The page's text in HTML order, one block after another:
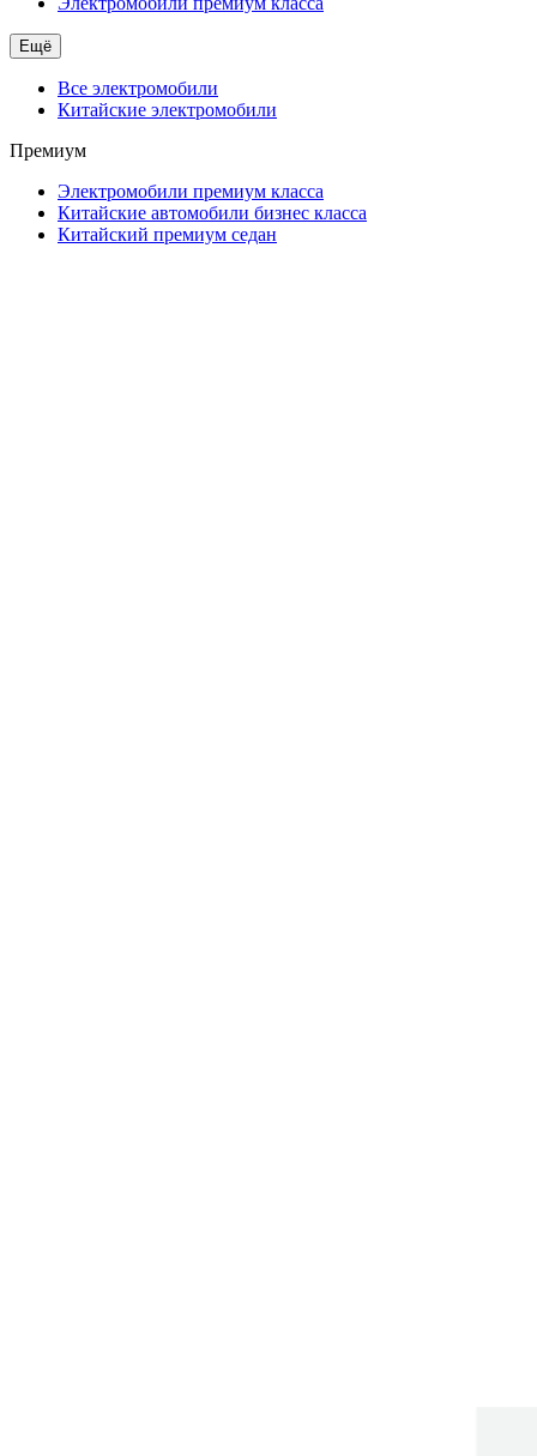
Ещё
Все электромобили
Китайские электромобили
Премиум
Электромобили премиум класса
Китайские автомобили бизнес класса
Китайский премиум седан